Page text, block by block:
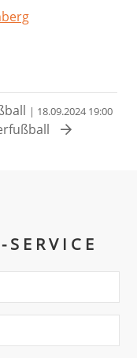
| 18.09.2024 19:00